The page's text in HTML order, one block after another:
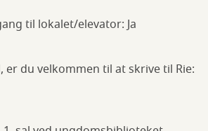
til lokalet/elevator: Ja
er du velkommen til at skrive til Rie: